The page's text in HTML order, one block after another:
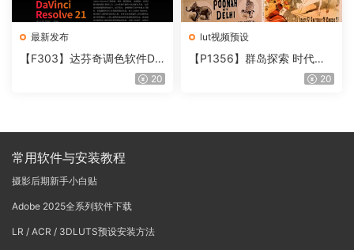
最新发布
【F303】达芬奇调色软件Da
Vinci Resolve Studio21.0.320
lut视频预设
【P1356】群岛探索 时代马
戏团 – QUEST 60 调色预设A
20
常用软件与安装教程
摄影后期新手小白贴
Adobe 2025全系列软件下载
LR / ACR / 3DLUTS预设安装方法